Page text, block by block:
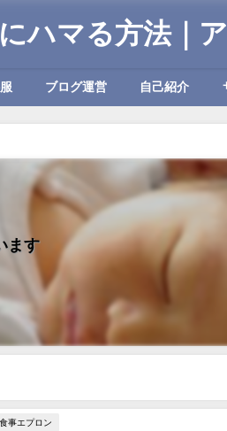
ハマる方法｜
ブログ運営 自己紹介
ます
事エプロン